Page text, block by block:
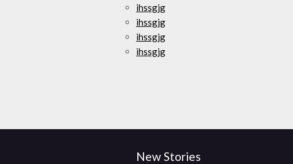
ihssgjg
ihssgjg
ihssgjg
ihssgjg
New Stories